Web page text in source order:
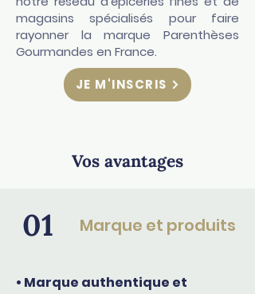
magasins spécialisés pour faire
rayonner la marque Parenthèses
Gourmandes en France.
JE M'INSCRIS
Vos avantages
01 Marque et produits
• Marque authentique et